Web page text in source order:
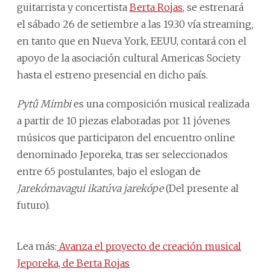
guitarrista y concertista Berta Rojas, se estrenará
el sábado 26 de setiembre a las 19.30 vía streaming,
en tanto que en Nueva York, EEUU, contará con el
apoyo de la asociación cultural Americas Society
hasta el estreno presencial en dicho país.
Pytû Mimbies una composición musical realizada
a partir de 10 piezas elaboradas por 11 jóvenes
músicos que participaron del encuentro online
denominado Jeporeka, tras ser seleccionados
entre 65 postulantes, bajo el eslogan de
Jarekómavagui ikatúva jarekópe(Del presente al
futuro).
Lea más: Avanza el proyecto de creación musical
Jeporeka, de Berta Rojas